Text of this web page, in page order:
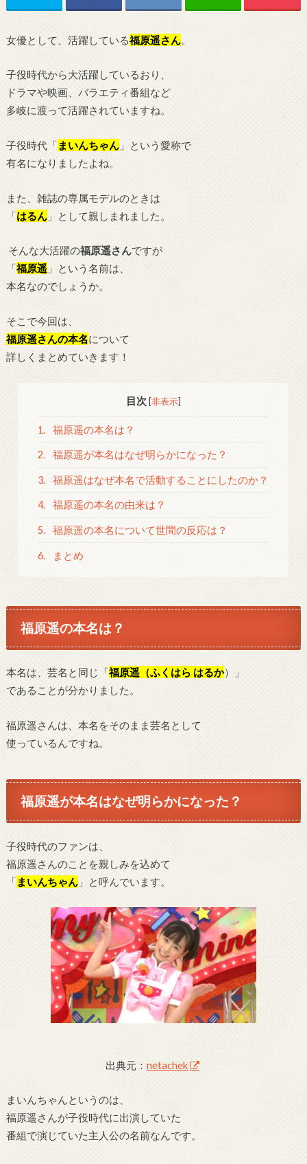
女優として、活躍している福原遥さん。
子役時代から大活躍しているおり、
ドラマや映画、バラエティ番組など
多岐に渡って活躍されていますね。
子役時代「 まいんちゃん」という愛称で
有名になりましたよね。
また、雑誌の専属モデルのときは
「はるん 」として親しまれました。
そんな大活躍の福原遥さんですが
「福原遥」という名前は、
本名なのでしょうか。
そこで今回は、
福原遥さんの本名について
詳しくまとめていきます！
目次 [非表示]
1. 福原遥の本名は？
2. 福原遥が本名はなぜ明らかになった？
3. 福原遥はなぜ本名で活動することにしたのか？
4. 福原遥の本名の由来は？
5. 福原遥の本名について世間の反応は？
6. まとめ
福原遥の本名は？
本名は、芸名と同じ「福原遥（ふくはら はるか）」
であることが分かりました。
福原遥さんは、本名をそのまま芸名として
使っているんですね。
福原遥が本名はなぜ明らかになった？
子役時代のファンは、
福原遥さんのことを親しみを込めて
「 まいんちゃん 」と呼んでいます。
出典元： netachek
まいんちゃんというのは、
福原遥さんが子役時代に出演していた
番組で演じていた主人公の名前なんです。